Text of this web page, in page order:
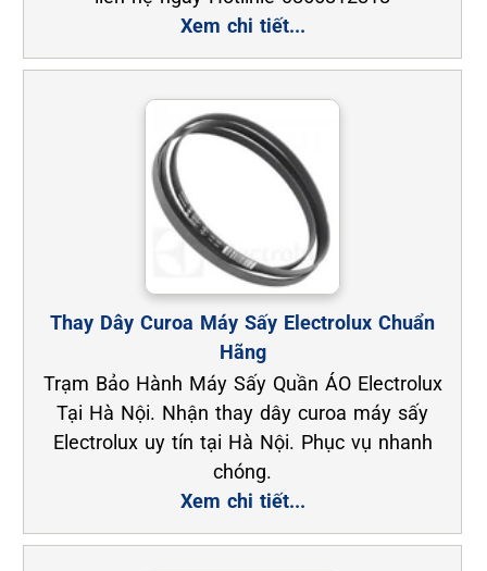
Xem chi tiết...
Thay Dây Curoa Máy Sấy Electrolux Chuẩn
Hãng
Trạm Bảo Hành Máy Sấy Quần ÁO Electrolux
Tại Hà Nội. Nhận thay dây curoa máy sấy
Electrolux uy tín tại Hà Nội. Phục vụ nhanh
chóng.
Xem chi tiết...